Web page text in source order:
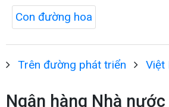
Con đường hoa
Trên đường phát triển Việt
Ngân hàng Nhà